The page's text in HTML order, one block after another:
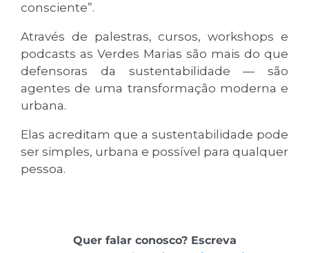
consciente”.
Através de palestras, cursos, workshops e
podcasts as Verdes Marias são mais do que
defensoras da sustentabilidade — são
agentes de uma transformação moderna e
urbana.
Elas acreditam que a sustentabilidade pode
ser simples, urbana e possível para qualquer
pessoa.
Quer falar conosco? Escreva